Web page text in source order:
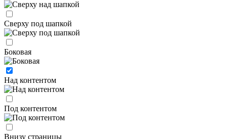
Сверху под шапкой
Боковая
Над контентом
Под контентом
Внизу страницы